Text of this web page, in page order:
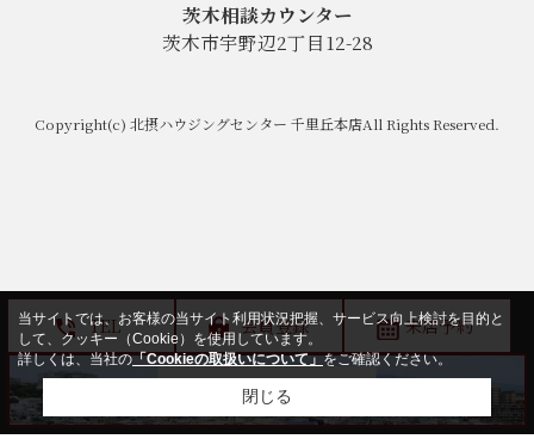
茨木相談カウンター
茨木市宇野辺2丁目12-28
Copyright(c) 北摂ハウジングセンター 千里丘本店All Rights Reserved.
TEL 会員登録 来店予約
当サイトでは、お客様の当サイト利用状況把握、サービス向上検討を目的と
して、クッキー（Cookie）を使用しています。
詳しくは、当社の「Cookieの取扱いについて」をご確認ください。
閉じる